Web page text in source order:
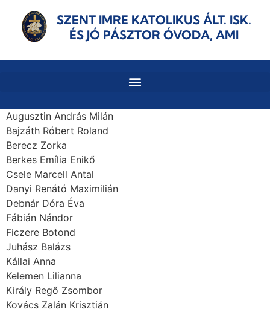
SZENT IMRE KATOLIKUS ÁLT. ISK.
ÉS JÓ PÁSZTOR ÓVODA, AMI
Augusztin András Milán
Bajzáth Róbert Roland
Berecz Zorka
Berkes Emília Enikő
Csele Marcell Antal
Danyi Renátó Maximilián
Debnár Dóra Éva
Fábián Nándor
Ficzere Botond
Juhász Balázs
Kállai Anna
Kelemen Lilianna
Király Regő Zsombor
Kovács Zalán Krisztián